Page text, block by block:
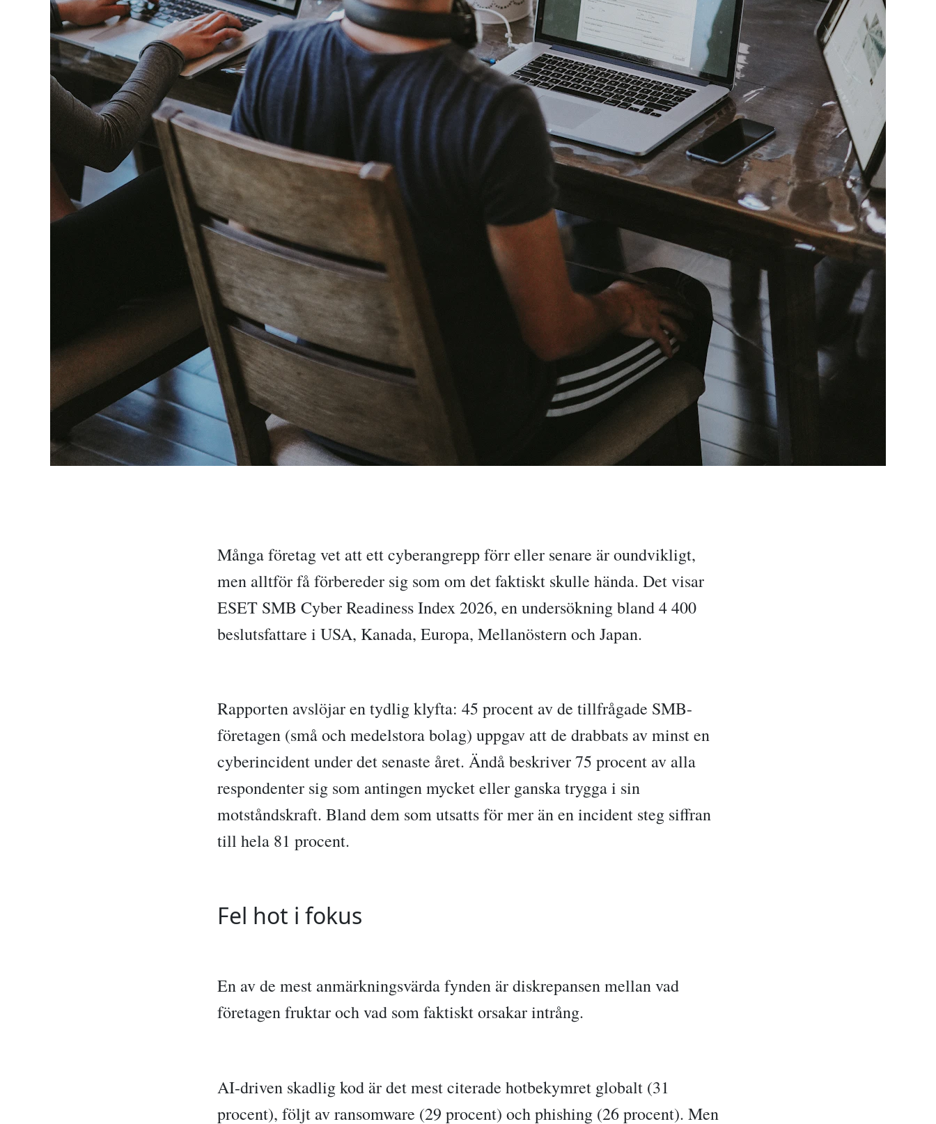
Många företag vet att ett cyberangrepp förr eller senare är oundvikligt,
men alltför få förbereder sig som om det faktiskt skulle hända. Det visar
ESET SMB Cyber Readiness Index 2026, en undersökning bland 4 400
beslutsfattare i USA, Kanada, Europa, Mellanöstern och Japan.
Rapporten avslöjar en tydlig klyfta: 45 procent av de tillfrågade SMB-
företagen (små och medelstora bolag) uppgav att de drabbats av minst en
cyberincident under det senaste året. Ändå beskriver 75 procent av alla
respondenter sig som antingen mycket eller ganska trygga i sin
motståndskraft. Bland dem som utsatts för mer än en incident steg siffran
till hela 81 procent.
Fel hot i fokus
En av de mest anmärkningsvärda fynden är diskrepansen mellan vad
företagen fruktar och vad som faktiskt orsakar intrång.
AI-driven skadlig kod är det mest citerade hotbekymret globalt (31
procent), följt av ransomware (29 procent) och phishing (26 procent). Men